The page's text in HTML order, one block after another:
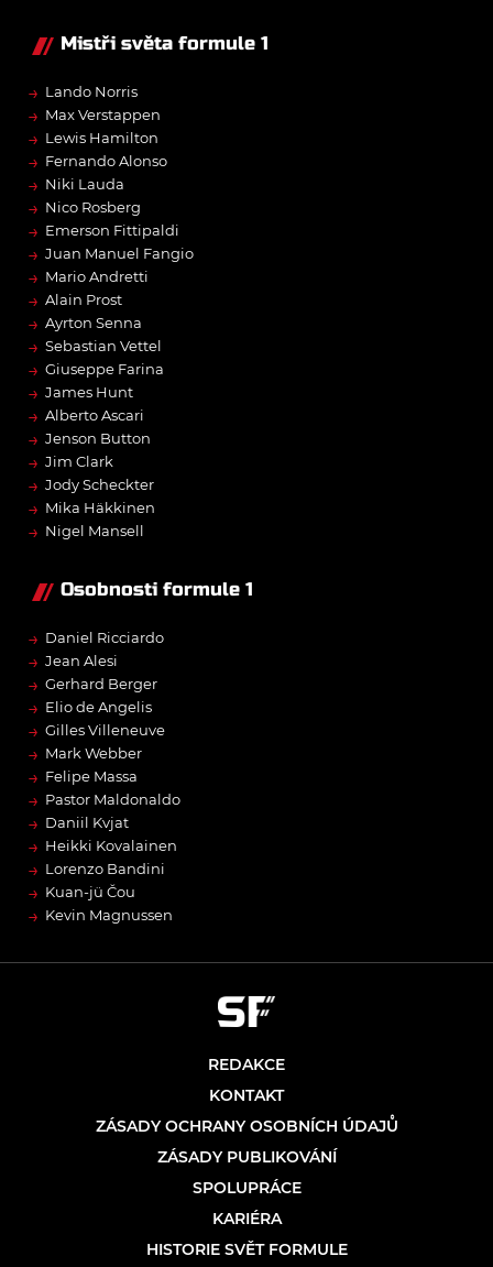
Mistři světa formule 1
→ Lando Norris
→ Max Verstappen
→ Lewis Hamilton
→ Fernando Alonso
→ Niki Lauda
→ Nico Rosberg
→ Emerson Fittipaldi
→ Juan Manuel Fangio
→ Mario Andretti
→ Alain Prost
→ Ayrton Senna
→ Sebastian Vettel
→ Giuseppe Farina
→ James Hunt
→ Alberto Ascari
→ Jenson Button
→ Jim Clark
→ Jody Scheckter
→ Mika Häkkinen
→ Nigel Mansell
Osobnosti formule 1
→ Daniel Ricciardo
→ Jean Alesi
→ Gerhard Berger
→ Elio de Angelis
→ Gilles Villeneuve
→ Mark Webber
→ Felipe Massa
→ Pastor Maldonaldo
→ Daniil Kvjat
→ Heikki Kovalainen
→ Lorenzo Bandini
→ Kuan-jü Čou
→ Kevin Magnussen
REDAKCE
KONTAKT
ZÁSADY OCHRANY OSOBNÍCH ÚDAJŮ
ZÁSADY PUBLIKOVÁNÍ
SPOLUPRÁCE
KARIÉRA
HISTORIE SVĚT FORMULE